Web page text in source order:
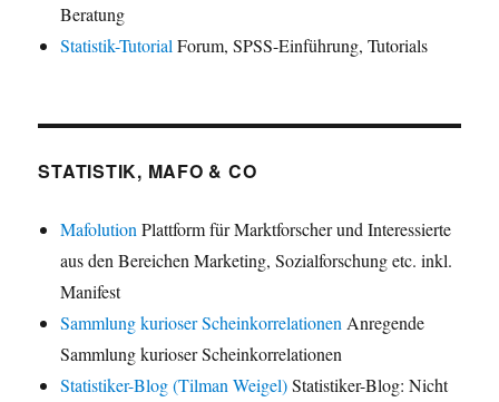
Beratung
Statistik-Tutorial Forum, SPSS-Einführung, Tutorials
STATISTIK, MAFO & CO
Mafolution Plattform für Marktforscher und Interessierte
aus den Bereichen Marketing, Sozialforschung etc. inkl.
Manifest
Sammlung kurioser Scheinkorrelationen Anregende
Sammlung kurioser Scheinkorrelationen
Statistiker-Blog (Tilman Weigel)Statistiker-Blog: Nicht